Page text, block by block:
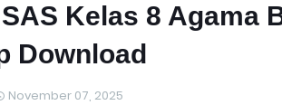
Kelas 8 Agama
Download
November 07, 2025